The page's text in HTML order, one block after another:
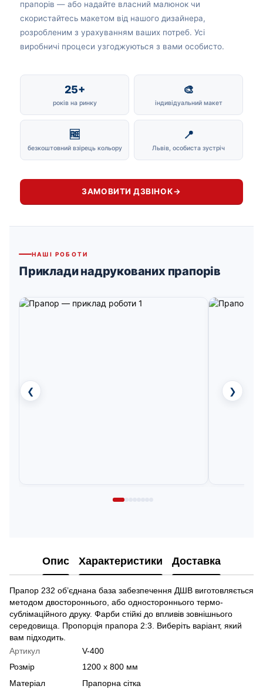
прапорів — або надайте власний малюнок чи
скористайтесь макетом від нашого дизайнера,
розробленим з урахуванням ваших потреб. Усі
виробничі процеси узгоджуються з вами особисто.
25+
років на ринку
🎨
індивідуальний макет
🆓
безкоштовний взірець кольору
📍
Львів, особиста зустріч
ЗАМОВИТИ ДЗВІНОК→
НАШІ РОБОТИ
Приклади надрукованих прапорів
❮ ❯
Опис Характеристики Доставка
Прапор 232 об’єднана база забезпечення ДШВ виготовляється
методом двостороннього, або одностороннього термо-
сублімаційного друку. Фарби стійкі до впливів зовнішнього
середовища. Пропорція прапора 2:3. Виберіть варіант, який
вам підходить.
Артикул
V-400
Розмір
1200 х 800 мм
Матеріал
Прапорна сітка